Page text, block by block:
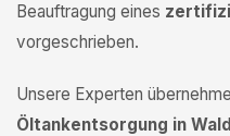
Beauftragung eines
vorgeschrieben.
Unsere Experten
Öltankentsorgung in